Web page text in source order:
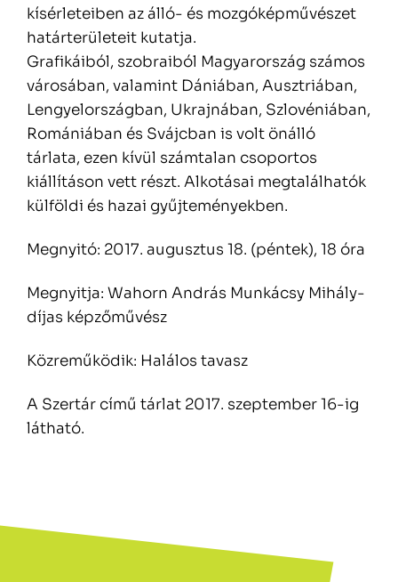
kísérleteiben az álló- és mozgóképművészet
határterületeit kutatja.
Grafikáiból, szobraiból Magyarország számos
városában, valamint Dániában, Ausztriában,
Lengyelországban, Ukrajnában, Szlovéniában,
Romániában és Svájcban is volt önálló
tárlata, ezen kívül számtalan csoportos
kiállításon vett részt. Alkotásai megtalálhatók
külföldi és hazai gyűjteményekben.
Megnyitó: 2017. augusztus 18. (péntek), 18 óra
Megnyitja: Wahorn András Munkácsy Mihály-
díjas képzőművész
Közreműködik: Halálos tavasz
A Szertár című tárlat 2017. szeptember 16-ig
látható.